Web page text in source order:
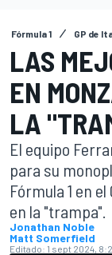
Fórmula 1 GP de
LAS
EN
LA
El equipo
para su
Fórmula 1 en
en la "trampa".
Jonathan Noble
Matt Somerfield
Editado: 1 sept 2024,